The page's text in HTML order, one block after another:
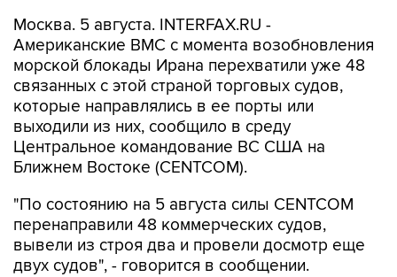
Москва. 5 августа. INTERFAX.RU -
Американские ВМС с момента возобновления
морской блокады Ирана перехватили уже 48
связанных с этой страной торговых судов,
которые направлялись в ее порты или
выходили из них, сообщило в среду
Центральное командование ВС США на
Ближнем Востоке (CENTCOM).
"По состоянию на 5 августа силы CENTCOM
перенаправили 48 коммерческих судов,
вывели из строя два и провели досмотр еще
двух судов", - говорится в сообщении.